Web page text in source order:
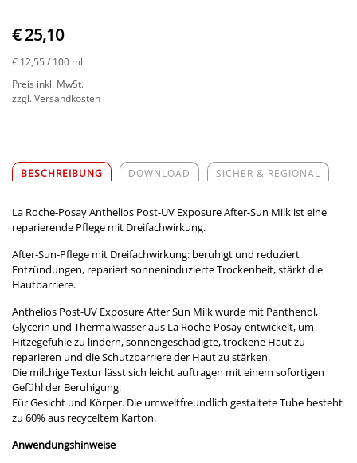
€ 25,10
€ 12,55 / 100 ml
Preis inkl. MwSt.
zzgl. Versandkosten
BESCHREIBUNG DOWNLOAD SICHER & REGIONAL
La Roche-Posay Anthelios Post-UV Exposure After-Sun Milk ist eine
reparierende Pflege mit Dreifachwirkung.
After-Sun-Pflege mit Dreifachwirkung: beruhigt und reduziert
Entzündungen, repariert sonneninduzierte Trockenheit, stärkt die
Hautbarriere.
Anthelios Post-UV Exposure After Sun Milk wurde mit Panthenol,
Glycerin und Thermalwasser aus La Roche-Posay entwickelt, um
Hitzegefühle zu lindern, sonnengeschädigte, trockene Haut zu
reparieren und die Schutzbarriere der Haut zu stärken.
Die milchige Textur lässt sich leicht auftragen mit einem sofortigen
Gefühl der Beruhigung.
Für Gesicht und Körper. Die umweltfreundlich gestaltete Tube besteht
zu 60% aus recyceltem Karton.
Anwendungshinweise